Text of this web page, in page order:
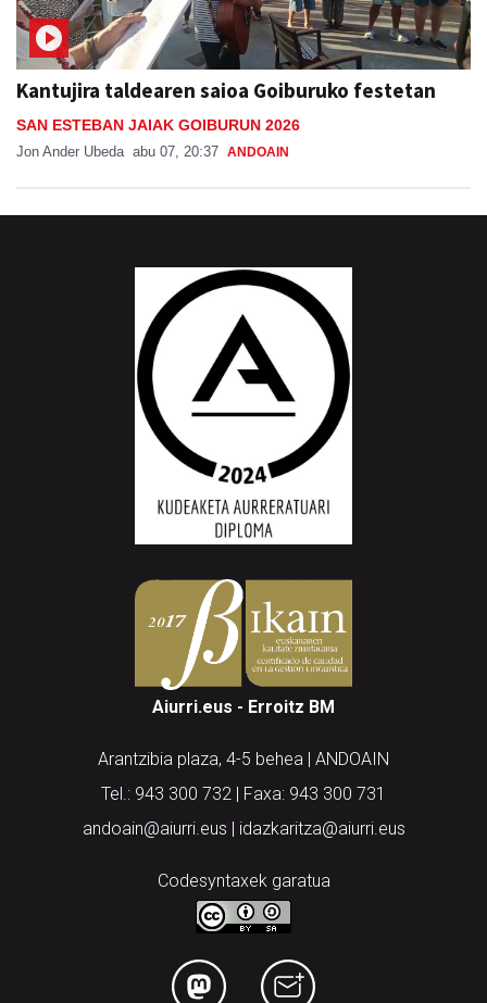
Kantujira taldearen saioa Goiburuko festetan
SAN ESTEBAN JAIAK GOIBURUN 2026
Jon Ander Ubeda abu 07, 20:37 ANDOAIN
Aiurri.eus - Erroitz BM
Arantzibia plaza, 4-5 behea | ANDOAIN
Tel.: 943 300 732 | Faxa: 943 300 731
andoain@aiurri.eus | idazkaritza@aiurri.eus
Codesyntaxek garatua